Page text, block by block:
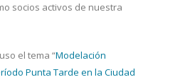
socios activos de nuestra
el tema “Modelación
Punta Tarde en la Ciudad